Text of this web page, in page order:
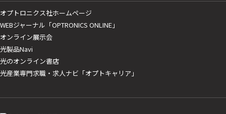
オプトロニクス社ホームページ
WEBジャーナル「OPTRONICS ONLINE」
オンライン展示会
光製品Navi
光のオンライン書店
光産業専門求職・求人ナビ「オプトキャリア」